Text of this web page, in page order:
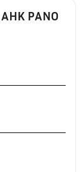
PANO